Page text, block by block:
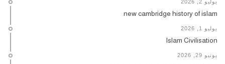
يوليو 2, 2026
new cambridge history of islam
يوليو 1, 2026
Islam Civilisation
يونيو 29, 2026